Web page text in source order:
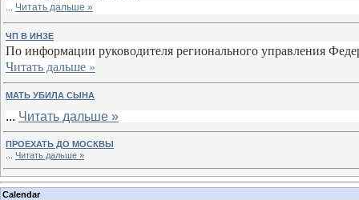
... Читать дальше »
ЧП В ИНЗЕ
По информации руководителя регионального управления
Читать дальше »
МАТЬ УБИЛА СЫНА
... Читать дальше »
ПРОЕХАТЬ ДО МОСКВЫ
Читать дальше »
Calendar